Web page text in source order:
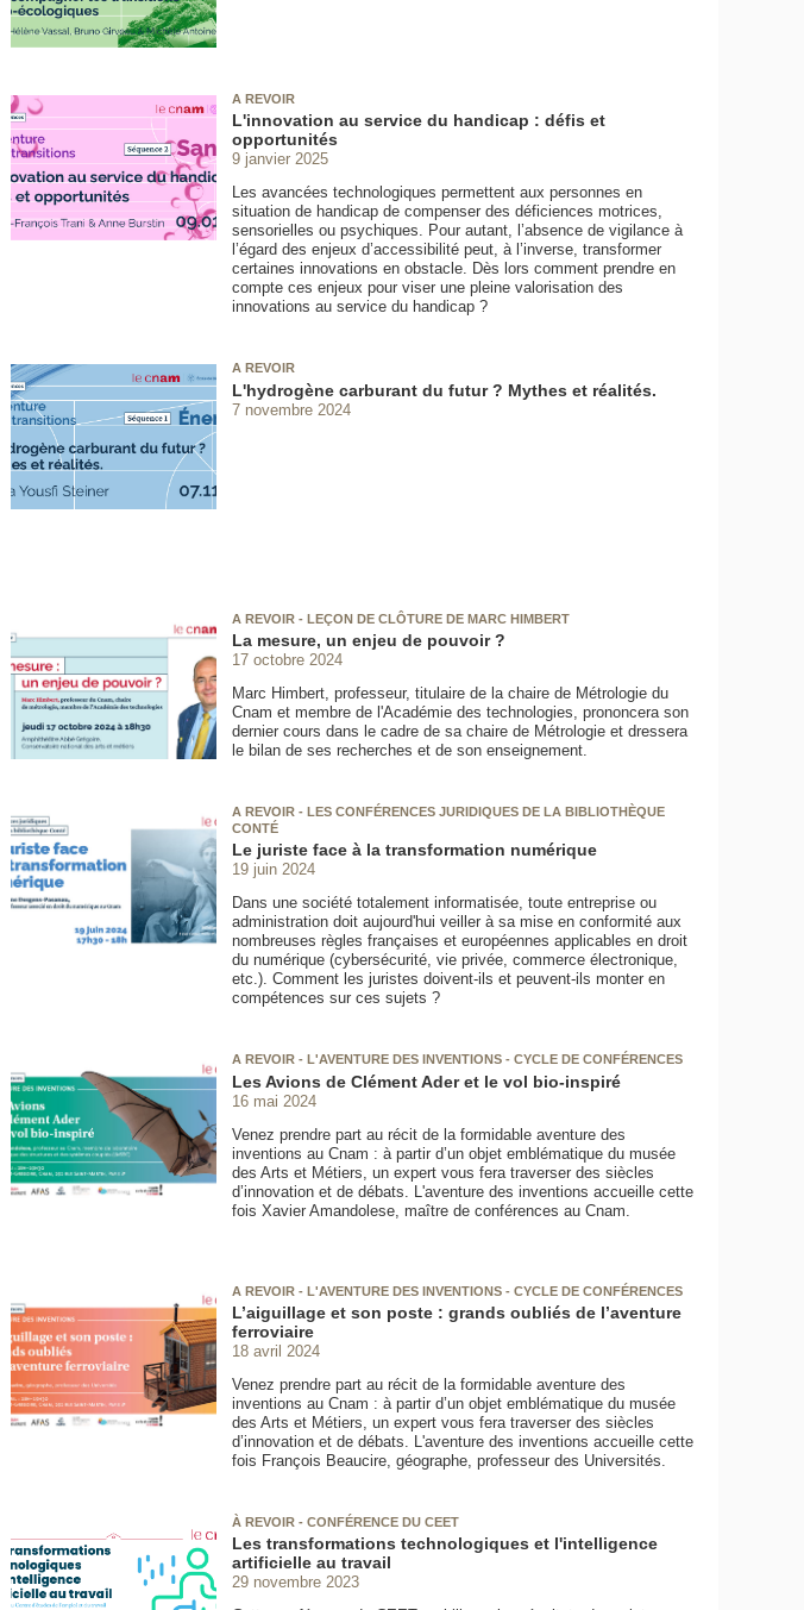
A REVOIR
L'innovation au service du handicap : défis et
opportunités
9 janvier 2025
Les avancées technologiques permettent aux personnes en
situation de handicap de compenser des déficiences motrices,
sensorielles ou psychiques. Pour autant, l’absence de vigilance à
l’égard des enjeux d’accessibilité peut, à l’inverse, transformer
certaines innovations en obstacle. Dès lors comment prendre en
compte ces enjeux pour viser une pleine valorisation des
innovations au service du handicap ?
A REVOIR
L'hydrogène carburant du futur ? Mythes et réalités.
7 novembre 2024
A REVOIR - LEÇON DE CLÔTURE DE MARC HIMBERT
La mesure, un enjeu de pouvoir ?
17 octobre 2024
Marc Himbert, professeur, titulaire de la chaire de Métrologie du
Cnam et membre de l'Académie des technologies, prononcera son
dernier cours dans le cadre de sa chaire de Métrologie et dressera
le bilan de ses recherches et de son enseignement.
A REVOIR - LES CONFÉRENCES JURIDIQUES DE LA BIBLIOTHÈQUE
CONTÉ
Le juriste face à la transformation numérique
19 juin 2024
Dans une société totalement informatisée, toute entreprise ou
administration doit aujourd'hui veiller à sa mise en conformité aux
nombreuses règles françaises et européennes applicables en droit
du numérique (cybersécurité, vie privée, commerce électronique,
etc.). Comment les juristes doivent-ils et peuvent-ils monter en
compétences sur ces sujets ?
A REVOIR - L'AVENTURE DES INVENTIONS - CYCLE DE CONFÉRENCES
Les Avions de Clément Ader et le vol bio-inspiré
16 mai 2024
Venez prendre part au récit de la formidable aventure des
inventions au Cnam : à partir d’un objet emblématique du musée
des Arts et Métiers, un expert vous fera traverser des siècles
d’innovation et de débats. L'aventure des inventions accueille cette
fois Xavier Amandolese, maître de conférences au Cnam.
A REVOIR - L'AVENTURE DES INVENTIONS - CYCLE DE CONFÉRENCES
L’aiguillage et son poste : grands oubliés de l’aventure
ferroviaire
18 avril 2024
Venez prendre part au récit de la formidable aventure des
inventions au Cnam : à partir d’un objet emblématique du musée
des Arts et Métiers, un expert vous fera traverser des siècles
d’innovation et de débats. L'aventure des inventions accueille cette
fois François Beaucire, géographe, professeur des Universités.
À REVOIR - CONFÉRENCE DU CEET
Les transformations technologiques et l'intelligence
artificielle au travail
29 novembre 2023